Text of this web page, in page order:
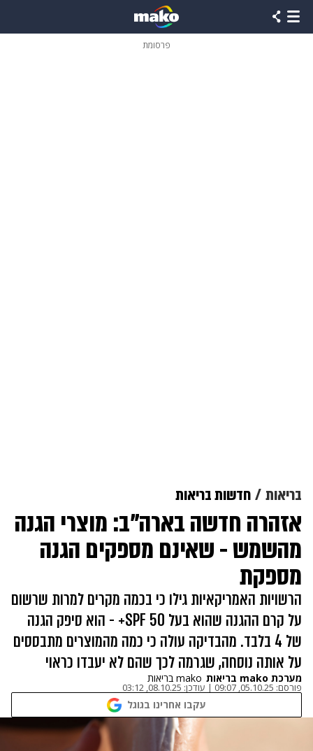
פרסומת
בריאות חדשות בריאות
אזהרה חדשה בארה"ב: מוצרי הגנה
מהשמש - שאינם מספקים הגנה
מספקת
הרשויות האמריקאיות גילו כי בכמה מקרים למרות שרשום
על קרם ההגנה שהוא בעל SPF 50+ - הוא סיפק הגנה
של 4 בלבד. מהבדיקה עולה כי כמה מהמוצרים מתבססים
על אותה נוסחה, שגרמה לכך שהם לא יעבדו כראוי
מערכת mako בריאות mako בריאות
פורסם: 05.10.25, 09:07
| עודכן: 08.10.25, 03:12
עקבו אחרינו בגוגל